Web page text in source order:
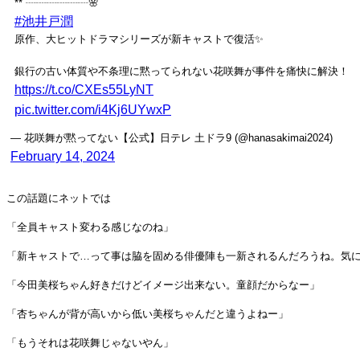
** ┈┈┈┈┈┈🌸
#池井戸潤
原作、大ヒットドラマシリーズが新キャストで復活✨
銀行の古い体質や不条理に黙ってられない花咲舞が事件を痛快に解決！
https://t.co/CXEs55LyNT
pic.twitter.com/i4Kj6UYwxP
— 花咲舞が黙ってない【公式】日テレ 土ドラ9 (@hanasakimai2024)
February 14, 2024
この話題にネットでは
「全員キャスト変わる感じなのね」
「新キャストで…って事は脇を固める俳優陣も一新されるんだろうね。気
「今田美桜ちゃん好きだけどイメージ出来ない。童顔だからなー」
「杏ちゃんが背が高いから低い美桜ちゃんだと違うよねー」
「もうそれは花咲舞じゃないやん」